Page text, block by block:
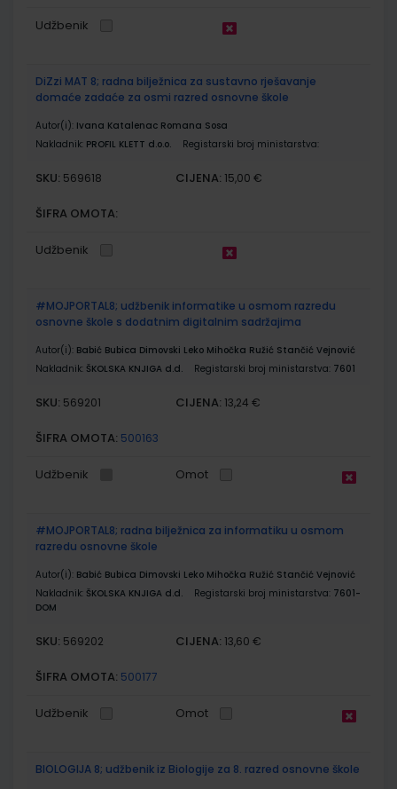
Udžbenik
DiZzi MAT 8; radna bilježnica za sustavno rješavanje
domaće zadaće za osmi razred osnovne škole
Autor(i): Ivana Katalenac Romana Sosa
Nakladnik: PROFIL KLETT d.o.o. Registarski broj ministarstva:
SKU: 569618 CIJENA: 15,00 €
ŠIFRA OMOTA:
Udžbenik
#MOJPORTAL8; udžbenik informatike u osmom razredu
osnovne škole s dodatnim digitalnim sadržajima
Autor(i): Babić Bubica Dimovski Leko Mihočka Ružić Stančić Vejnović
Nakladnik: ŠKOLSKA KNJIGA d.d. Registarski broj ministarstva: 7601
SKU: 569201 CIJENA: 13,24 €
ŠIFRA OMOTA: 500163
Udžbenik Omot
#MOJPORTAL8; radna bilježnica za informatiku u osmom
razredu osnovne škole
Autor(i): Babić Bubica Dimovski Leko Mihočka Ružić Stančić Vejnović
Nakladnik: ŠKOLSKA KNJIGA d.d. Registarski broj ministarstva: 7601-
DOM
SKU: 569202 CIJENA: 13,60 €
ŠIFRA OMOTA: 500177
Udžbenik Omot
BIOLOGIJA 8; udžbenik iz Biologije za 8. razred osnovne škole